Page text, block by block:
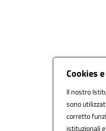
Cookies
Il nostro
sono
corretto
istituzionali